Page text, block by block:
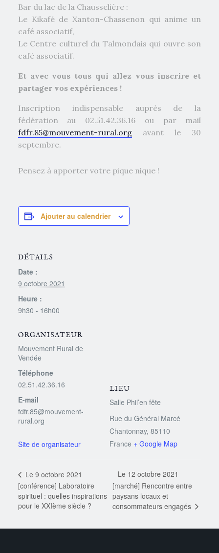
Bar du lac de la Chausselière :
Le Kikafé de Xanton-Chassenon qui anime un
café associatif,
Le Centre culturel du Talmondais qui ouvre son
café associatif.
Et avec vous tous qui allez vous inscrire et
partager vos expériences !
Inscription indispensable auprès de la
fédération au 02.51.42.36.16 ou par mail
fdfr.85@mouvement-rural.orgavant le 30
septembre.
Pensez à apporter votre pique nique !
Ajouter au calendrier
DÉTAILS
Date :
9 octobre 2021
Heure :
9h30 - 16h00
ORGANISATEUR
Mouvement Rural de
Vendée
Téléphone
02.51.42.36.16
E-mail
fdfr.85@mouvement-
rural.org
LIEU
Salle Phil’en fête
Rue du Général Marcé
Chantonnay, 85110
France + Google Map
Le 9 octobre 2021
[conférence] Laboratoire
spirituel : quelles inspirations
pour le XXIème siècle ?
Le 12 octobre 2021
[marché] Rencontre entre
paysans locaux et
consommateurs engagés